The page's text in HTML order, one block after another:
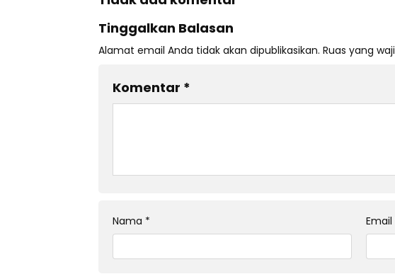
Tinggalkan Balasan
Alamat email Anda tidak akan dipublikasikan. Ruas yang
Komentar *
Nama * Email